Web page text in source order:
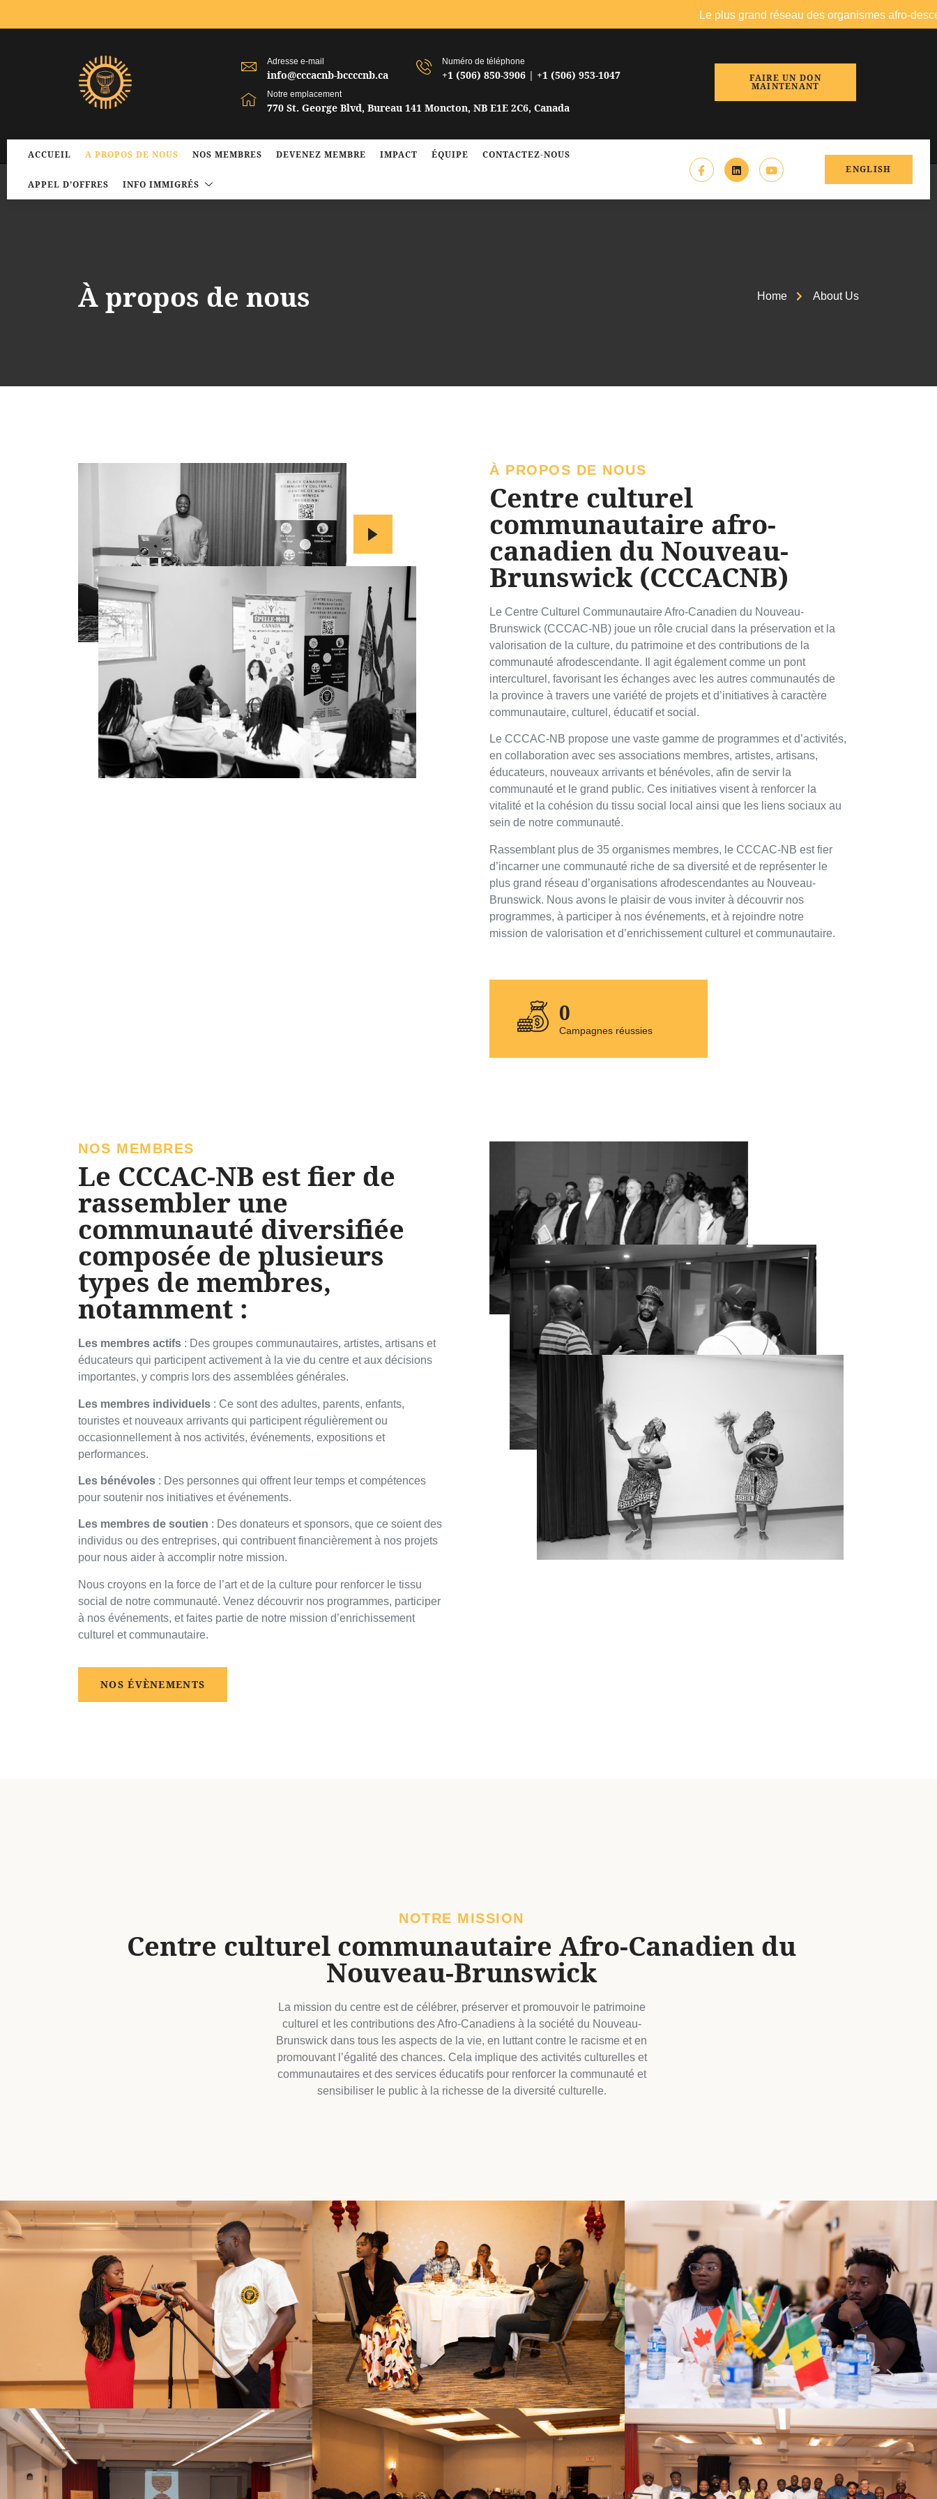
Le plus grand réseau des organismes afro-descendants du
Adresse e-mail
info@cccacnb-bccccnb.ca
Numéro de téléphone
+1 (506) 850-3906 | +1 (506) 953-1047
Notre emplacement
770 St. George Blvd, Bureau 141 Moncton, NB E1E 2C6, Canada
FAIRE UN DON
MAINTENANT
ACCUEIL A PROPOS DE NOUS NOS MEMBRES DEVENEZ MEMBRE​ IMPACT ÉQUIPE CONTACTEZ-NOUS
APPEL D’OFFRES INFO IMMIGRÉS
ENGLISH
À propos de nous Home About Us
À PROPOS DE NOUS
Centre culturel
communautaire afro-
canadien du Nouveau-
Brunswick (CCCACNB)
Le Centre Culturel Communautaire Afro-Canadien du Nouveau-
Brunswick (CCCAC-NB) joue un rôle crucial dans la préservation et la
valorisation de la culture, du patrimoine et des contributions de la
communauté afrodescendante. Il agit également comme un pont
interculturel, favorisant les échanges avec les autres communautés de
la province à travers une variété de projets et d’initiatives à caractère
communautaire, culturel, éducatif et social.
Le CCCAC-NB propose une vaste gamme de programmes et d’activités,
en collaboration avec ses associations membres, artistes, artisans,
éducateurs, nouveaux arrivants et bénévoles, afin de servir la
communauté et le grand public. Ces initiatives visent à renforcer la
vitalité et la cohésion du tissu social local ainsi que les liens sociaux au
sein de notre communauté.
Rassemblant plus de 35 organismes membres, le CCCAC-NB est fier
d’incarner une communauté riche de sa diversité et de représenter le
plus grand réseau d’organisations afrodescendantes au Nouveau-
Brunswick. Nous avons le plaisir de vous inviter à découvrir nos
programmes, à participer à nos événements, et à rejoindre notre
mission de valorisation et d’enrichissement culturel et communautaire.
0
Campagnes réussies
NOS MEMBRES
Le CCCAC-NB est fier de
rassembler une
communauté diversifiée
composée de plusieurs
types de membres,
notamment :
Les membres actifs : Des groupes communautaires, artistes, artisans et
éducateurs qui participent activement à la vie du centre et aux décisions
importantes, y compris lors des assemblées générales.
Les membres individuels : Ce sont des adultes, parents, enfants,
touristes et nouveaux arrivants qui participent régulièrement ou
occasionnellement à nos activités, événements, expositions et
performances.
Les bénévoles : Des personnes qui offrent leur temps et compétences
pour soutenir nos initiatives et événements.
Les membres de soutien : Des donateurs et sponsors, que ce soient des
individus ou des entreprises, qui contribuent financièrement à nos projets
pour nous aider à accomplir notre mission.
Nous croyons en la force de l’art et de la culture pour renforcer le tissu
social de notre communauté. Venez découvrir nos programmes, participer
à nos événements, et faites partie de notre mission d’enrichissement
culturel et communautaire.
NOS ÉVÈNEMENTS
NOTRE MISSION
Centre culturel communautaire Afro-Canadien du
Nouveau-Brunswick
La mission du centre est de célébrer, préserver et promouvoir le patrimoine
culturel et les contributions des Afro-Canadiens à la société du Nouveau-
Brunswick dans tous les aspects de la vie, en luttant contre le racisme et en
promouvant l’égalité des chances. Cela implique des activités culturelles et
communautaires et des services éducatifs pour renforcer la communauté et
sensibiliser le public à la richesse de la diversité culturelle.